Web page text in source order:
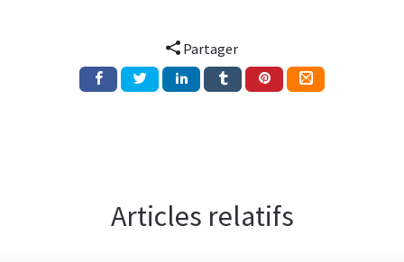
Partager
Articles relatifs